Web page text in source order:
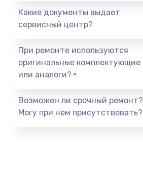
Какие документы выдает
сервисный центр?
При ремонте используются
оригинальные комплектующие
или аналоги?
Возможен ли срочный ремонт?
Могу при нем присутствовать?